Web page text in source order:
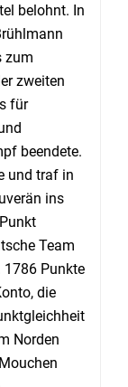
belohnt. In
zum
zweiten
für
beendete.
und traf in
ins
Team
1786 Punkte
die
Norden